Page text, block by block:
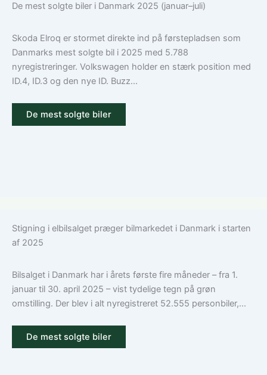
De mest solgte biler i Danmark 2025 (januar–juli)
Skoda Elroq er stormet direkte ind på førstepladsen som
Danmarks mest solgte bil i 2025 med 5.788
nyregistreringer. Volkswagen holder en stærk position med
ID.4, ID.3 og den nye ID. Buzz...
De mest solgte biler
Stigning i elbilsalget præger bilmarkedet i Danmark i starten
af 2025
Bilsalget i Danmark har i årets første fire måneder – fra 1.
januar til 30. april 2025 – vist tydelige tegn på grøn
omstilling. Der blev i alt nyregistreret 52.555 personbiler,...
De mest solgte biler